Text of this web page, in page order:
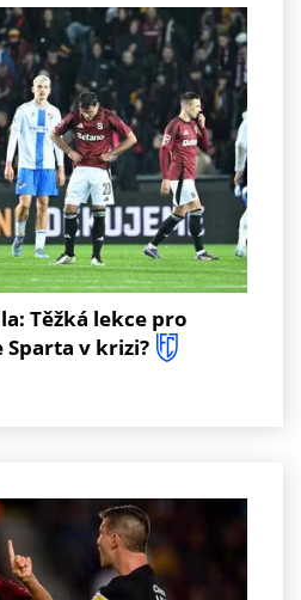
Těžká lekce pro
Sparta v krizi?